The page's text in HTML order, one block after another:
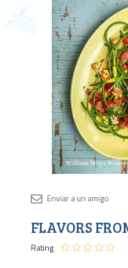
FLAVORS
Rating